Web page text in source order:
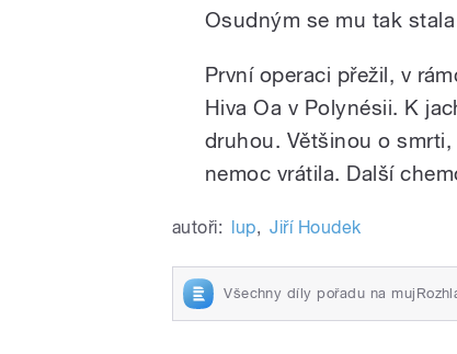
Osudným se mu tak
První operaci přežil, v
Hiva Oa v Polynésii. K
druhou. Většinou o
nemoc vrátila. Další
autoři: lup, Jiří Houdek
Všechny díly pořadu na